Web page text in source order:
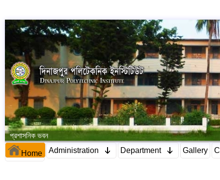
প্রশাসনিক ভবন
Home Administration Department Gallery